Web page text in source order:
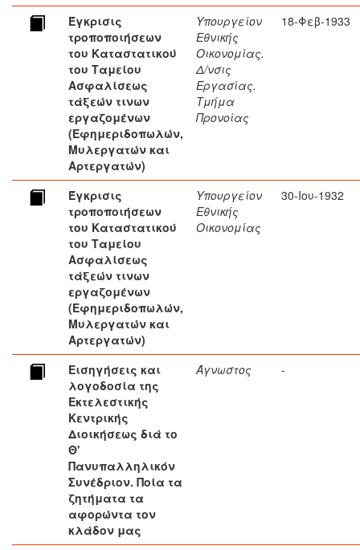
Έγκρισις
τροποποιήσεων
του Καταστατικού
του Ταμείου
Ασφαλίσεως
τάξεών τινων
εργαζομένων
(Εφημεριδοπωλών,
Μυλεργατών και
Αρτεργατών)
Υπουργείον
Εθνικής
Οικονομίας.
Δ/νσις
Εργασίας.
Τμήμα
Προνοίας
18-Φεβ-1933
Έγκρισις
τροποποιήσεων
του Καταστατικού
του Ταμείου
Ασφαλίσεως
τάξεών τινων
εργαζομένων
(Εφημεριδοπωλών,
Μυλεργατών και
Αρτεργατών)
Υπουργείον
Εθνικής
Οικονομίας
30-Ιου-1932
Εισηγήσεις και
λογοδοσία της
Εκτελεστικής
Κεντρικής
Διοικήσεως διά το
Θ'
Πανυπαλληλικόν
Συνέδριον. Ποία τα
ζητήματα τα
αφορώντα τον
κλάδον μας
Άγνωστος -